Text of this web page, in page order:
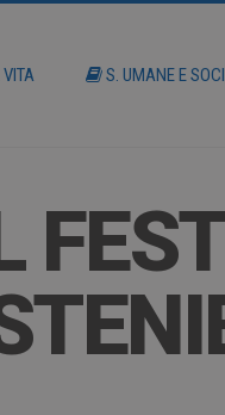
S. UMANE E